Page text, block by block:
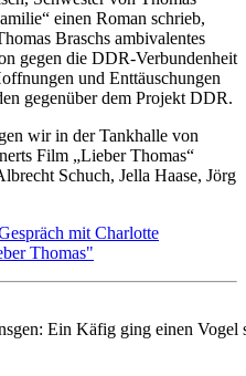
einen Roman schrieb,
Braschs ambivalentes
gegen die DDR-Verbundenheit
und Enttäuschungen
gegenüber dem Projekt DDR.
wir in der Tankhalle von
Film „Lieber Thomas“
Schuch, Jella Haase, Jörg
mit Charlotte
Thomas"
Ein Käfig ging einen Vogel